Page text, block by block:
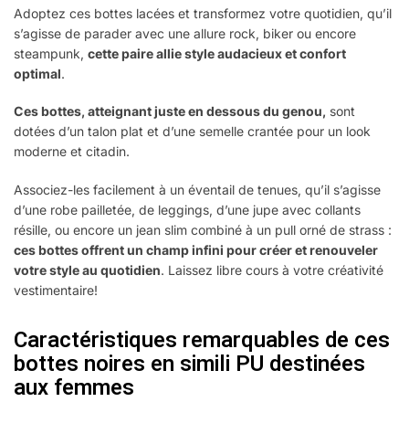
Adoptez ces bottes lacées et transformez votre quotidien, qu’il
s’agisse de parader avec une allure rock, biker ou encore
steampunk, cette paire allie style audacieux et confort
optimal.
Ces bottes, atteignant juste en dessous du genou, sont
dotées d’un talon plat et d’une semelle crantée pour un look
moderne et citadin.
Associez-les facilement à un éventail de tenues, qu’il s’agisse
d’une robe pailletée, de leggings, d’une jupe avec collants
résille, ou encore un jean slim combiné à un pull orné de strass :
ces bottes offrent un champ infini pour créer et renouveler
votre style au quotidien. Laissez libre cours à votre créativité
vestimentaire!
Caractéristiques remarquables de ces
bottes noires en simili PU destinées
aux femmes